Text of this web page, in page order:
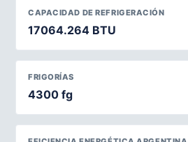
CAPACIDAD DE REFRIGERACIÓN
17064.264 BTU
FRIGORÍAS
4300 fg